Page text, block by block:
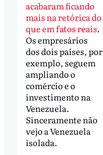
acabaram ficando
mais na retórica do
que em fatos reais.
Os empresários
dos dois países, por
exemplo, seguem
ampliando o
comércio e o
investimento na
Venezuela.
Sinceramente não
vejo a Venezuela
isolada.